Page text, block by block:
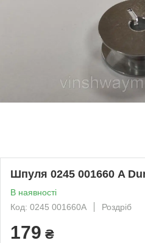
Шпуля 0245 001660 A
В наявності
Код: 0245 001660А
Роздріб
179 ₴